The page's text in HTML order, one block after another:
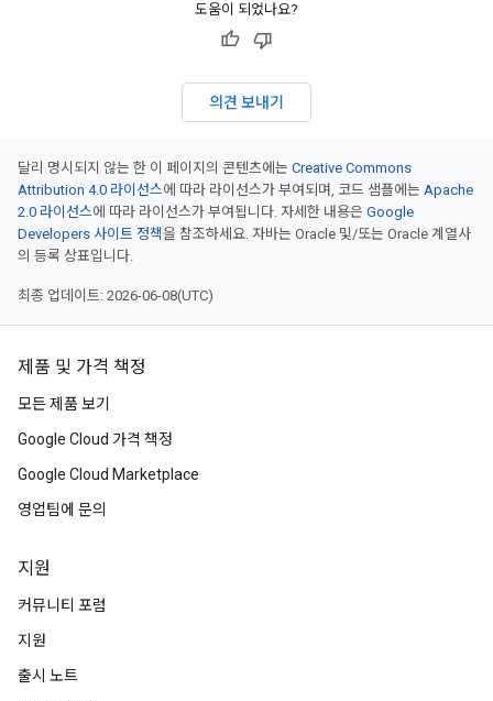
도움이 되었나요?
의견 보내기
달리 명시되지 않는 한 이 페이지의 콘텐츠에는 Creative Commons
Attribution 4.0 라이선스에 따라 라이선스가 부여되며, 코드 샘플에는 Apache
2.0 라이선스에 따라 라이선스가 부여됩니다. 자세한 내용은 Google
Developers 사이트 정책을 참조하세요. 자바는 Oracle 및/또는 Oracle 계열사
의 등록 상표입니다.
최종 업데이트: 2026-06-08(UTC)
제품 및 가격 책정
모든 제품 보기
Google Cloud 가격 책정
Google Cloud Marketplace
영업팀에 문의
지원
커뮤니티 포럼
지원
출시 노트